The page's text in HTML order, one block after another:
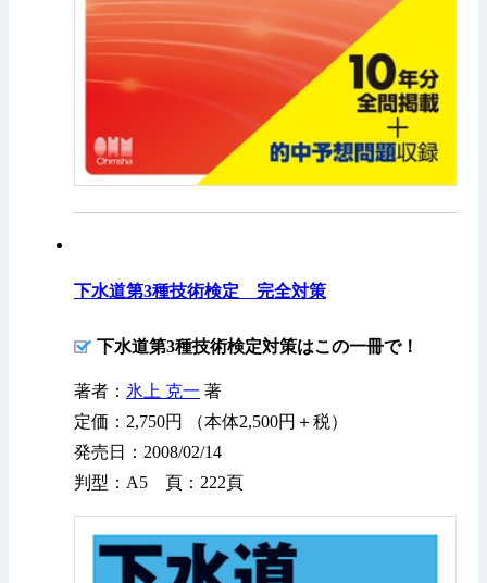
下水道第3種技術検定 完全対策
下水道第3種技術検定対策はこの一冊で！
著者： 氷上 克一 著
定価：2,750円 （本体2,500円＋税）
発売日：2008/02/14
判型：A5 頁：222頁